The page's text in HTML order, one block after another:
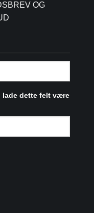
OG
lade dette felt være